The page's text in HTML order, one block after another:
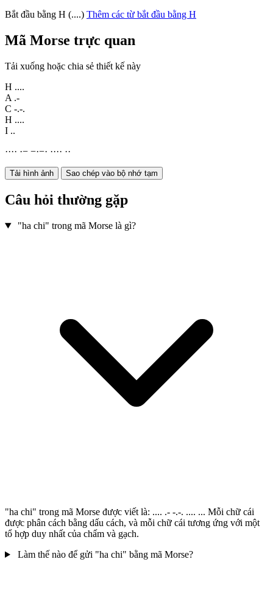
Bắt đầu bằng H (....) Thêm các từ bắt đầu bằng H
Mã Morse trực quan
Tải xuống hoặc chia sẻ thiết kế này
H ....
A .-
C -.-.
H ....
I ..
···· ·− −·−· ···· ··
Tải hình ảnh Sao chép vào bộ nhớ tạm
Câu hỏi thường gặp
"ha chi" trong mã Morse là gì?
"ha chi" trong mã Morse được viết là: .... .- -.-. .... ... Mỗi chữ cái
được phân cách bằng dấu cách, và mỗi chữ cái tương ứng với một
tổ hợp duy nhất của chấm và gạch.
Làm thế nào để gửi "ha chi" bằng mã Morse?